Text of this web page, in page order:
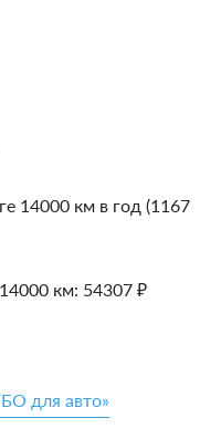
14000 км в год (1167
км: 54307 ₽
для авто»